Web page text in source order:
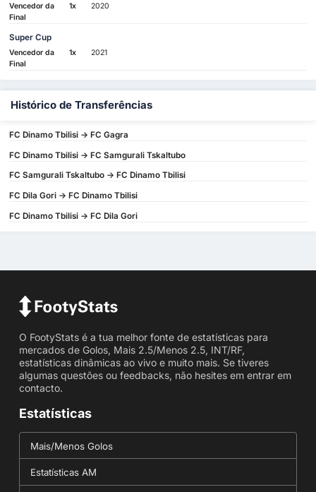
Vencedor da
Final
1x 2020
Super Cup
Vencedor da
Final
1x 2021
Histórico de Transferências
FC Dinamo Tbilisi -> FC Gagra
FC Dinamo Tbilisi -> FC Samgurali Tskaltubo
FC Samgurali Tskaltubo -> FC Dinamo Tbilisi
FC Dila Gori -> FC Dinamo Tbilisi
FC Dinamo Tbilisi -> FC Dila Gori
O FootyStats é a tua melhor fonte de estatísticas para
mercados de Golos, Mais 2.5/Menos 2.5, INT/RF,
estatísticas dinâmicas ao vivo e muito mais. Se tiveres
algumas questões ou feedbacks, não hesites em entrar em
contacto.
Estatísticas
Mais/Menos Golos
Estatísticas AM